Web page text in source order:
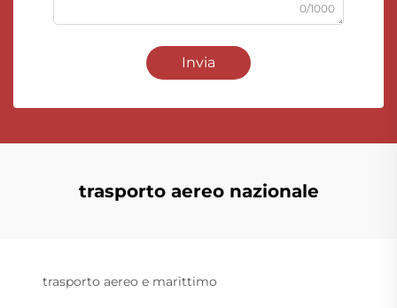
0/1000
Invia
trasporto aereo nazionale
trasporto aereo e marittimo